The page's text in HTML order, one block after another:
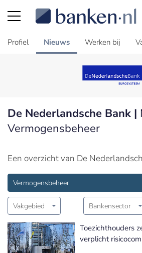
Profiel Nieuws Werken bij
De Nederlandsche Bank |
Vermogensbeheer
Een overzicht van De
Vermogensbeheer
Vakgebied Bankensector
Toezichthouders
verplicht